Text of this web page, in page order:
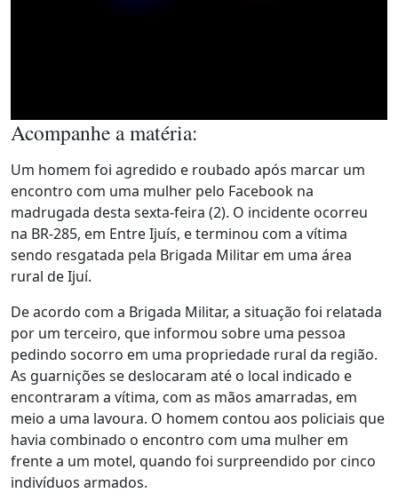
Acompanhe a matéria:
Um homem foi agredido e roubado após marcar um
encontro com uma mulher pelo Facebook na
madrugada desta sexta-feira (2). O incidente ocorreu
na BR-285, em Entre Ijuís, e terminou com a vítima
sendo resgatada pela Brigada Militar em uma área
rural de Ijuí.
De acordo com a Brigada Militar, a situação foi relatada
por um terceiro, que informou sobre uma pessoa
pedindo socorro em uma propriedade rural da região.
As guarnições se deslocaram até o local indicado e
encontraram a vítima, com as mãos amarradas, em
meio a uma lavoura. O homem contou aos policiais que
havia combinado o encontro com uma mulher em
frente a um motel, quando foi surpreendido por cinco
indivíduos armados.